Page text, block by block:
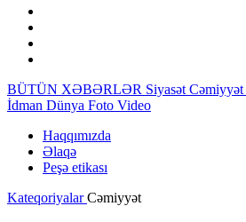
BÜTÜN XƏBƏRLƏR Siyasət Cəmiyyət
İdman Dünya Foto Video
Haqqımızda
Əlaqə
Peşə etikası
KateqoriyalarCəmiyyət